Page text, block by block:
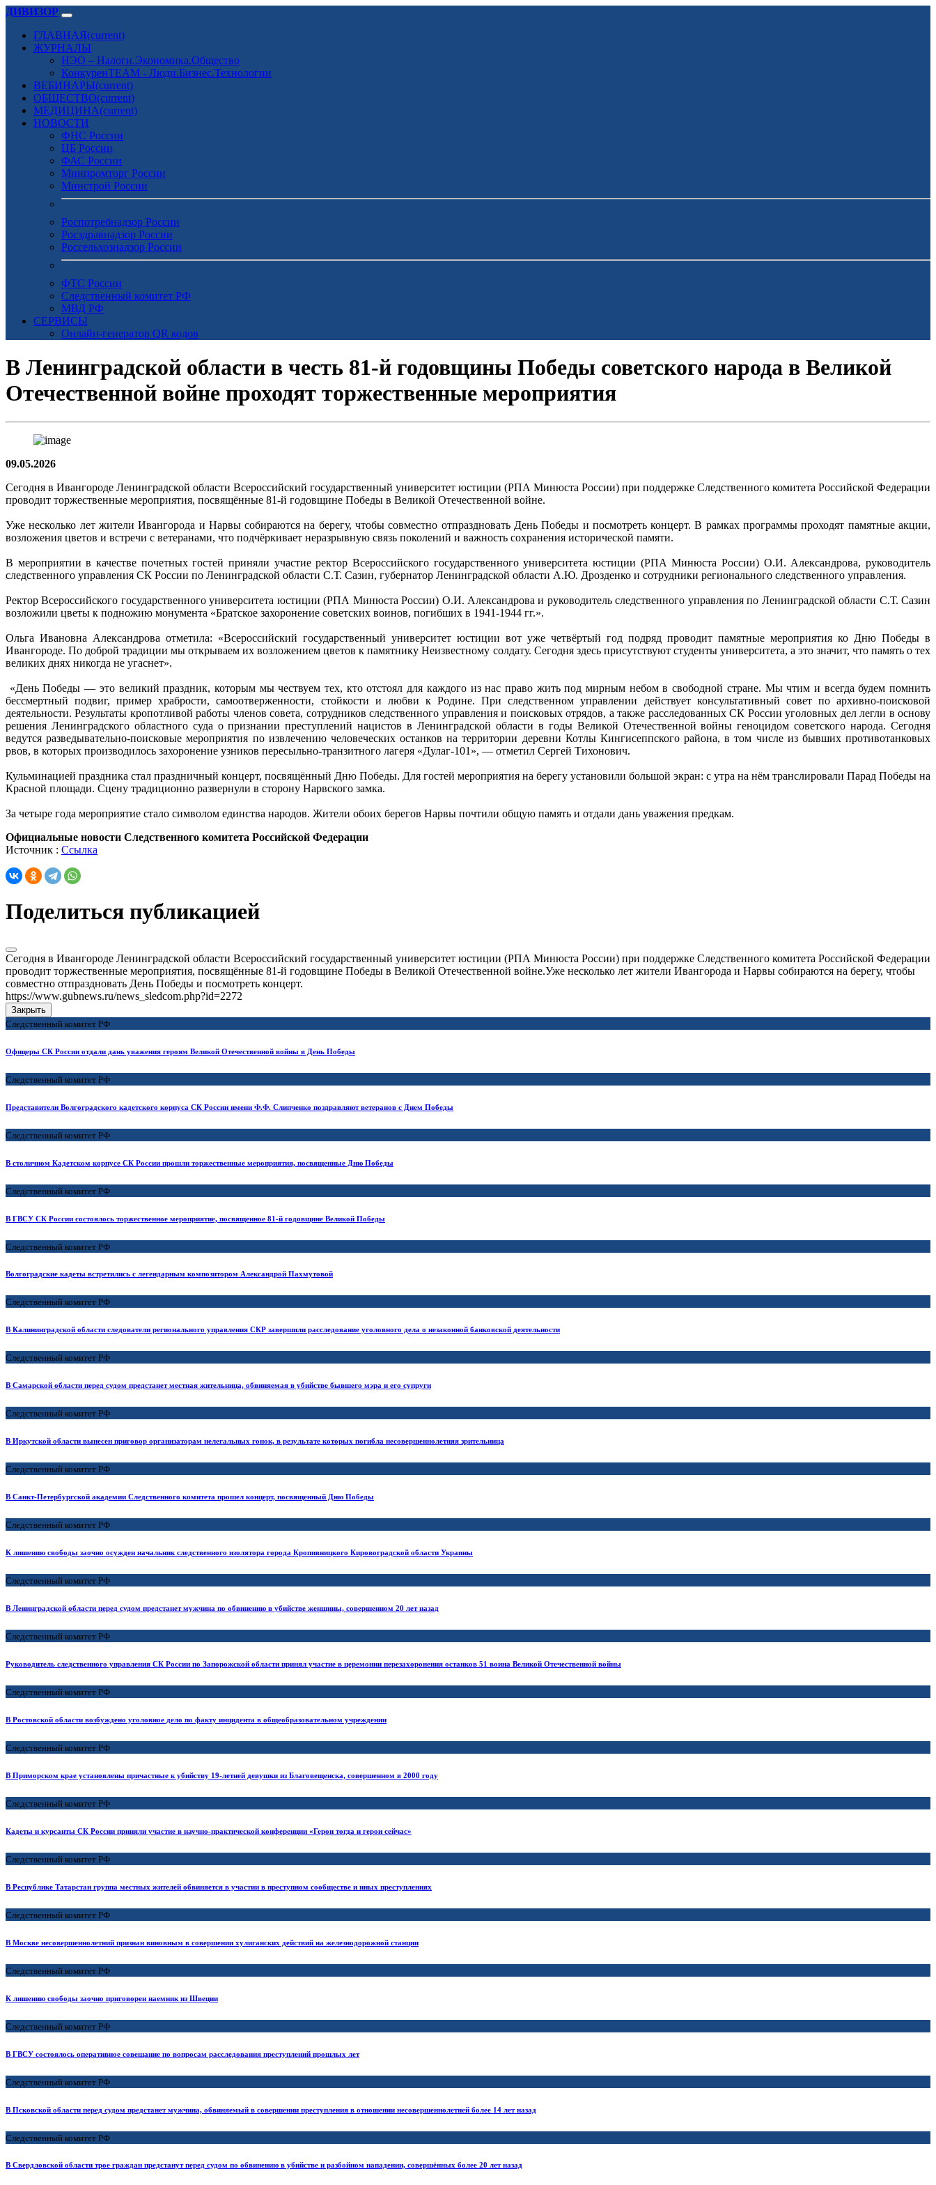
ДИВИЗОР
ГЛАВНАЯ(current)
ЖУРНАЛЫ
НЭО – Налоги.Экономика.Общество
КонкуренTEAM - Люди.Бизнес.Технологии
ВЕБИНАРЫ(current)
ОБЩЕСТВО(current)
МЕДИЦИНА(current)
НОВОСТИ
ФНС России
ЦБ России
ФАС России
Минпромторг России
Минстрой России
Роспотребнадзор России
Росздравнадзор России
Россельхознадзор России
ФТС России
Следственный комитет РФ
МВД РФ
СЕРВИСЫ
Онлайн-генератор QR кодов
В Ленинградской области в честь 81-й годовщины Победы советского народа в Великой
Отечественной войне проходят торжественные мероприятия
09.05.2026
Сегодня в Ивангороде Ленинградской области Всероссийский государственный университет юстиции (РПА Минюста России) при поддержке Следственного комитета Российской Федерации
проводит торжественные мероприятия, посвящённые 81-й годовщине Победы в Великой Отечественной войне.
Уже несколько лет жители Ивангорода и Нарвы собираются на берегу, чтобы совместно отпраздновать День Победы и посмотреть концерт. В рамках программы проходят памятные акции,
возложения цветов и встречи с ветеранами, что подчёркивает неразрывную связь поколений и важность сохранения исторической памяти.
В мероприятии в качестве почетных гостей приняли участие ректор Всероссийского государственного университета юстиции (РПА Минюста России) О.И. Александрова, руководитель
следственного управления СК России по Ленинградской области С.Т. Сазин, губернатор Ленинградской области А.Ю. Дрозденко и сотрудники регионального следственного управления.
Ректор Всероссийского государственного университета юстиции (РПА Минюста России) О.И. Александрова и руководитель следственного управления по Ленинградской области С.Т. Сазин
возложили цветы к подножию монумента «Братское захоронение советских воинов, погибших в 1941-1944 гг.».
Ольга Ивановна Александрова отметила: «Всероссийский государственный университет юстиции вот уже четвёртый год подряд проводит памятные мероприятия ко Дню Победы в
Ивангороде. По доброй традиции мы открываем их возложением цветов к памятнику Неизвестному солдату. Сегодня здесь присутствуют студенты университета, а это значит, что память о тех
великих днях никогда не угаснет».
«День Победы — это великий праздник, которым мы чествуем тех, кто отстоял для каждого из нас право жить под мирным небом в свободной стране. Мы чтим и всегда будем помнить
бессмертный подвиг, пример храбрости, самоотверженности, стойкости и любви к Родине. При следственном управлении действует консультативный совет по архивно-поисковой
деятельности. Результаты кропотливой работы членов совета, сотрудников следственного управления и поисковых отрядов, а также расследованных СК России уголовных дел легли в основу
решения Ленинградского областного суда о признании преступлений нацистов в Ленинградской области в годы Великой Отечественной войны геноцидом советского народа. Сегодня
ведутся разведывательно-поисковые мероприятия по извлечению человеческих останков на территории деревни Котлы Кингисеппского района, в том числе из бывших противотанковых
рвов, в которых производилось захоронение узников пересыльно-транзитного лагеря «Дулаг-101», — отметил Сергей Тихонович.
Кульминацией праздника стал праздничный концерт, посвящённый Дню Победы. Для гостей мероприятия на берегу установили большой экран: с утра на нём транслировали Парад Победы на
Красной площади. Сцену традиционно развернули в сторону Нарвского замка.
За четыре года мероприятие стало символом единства народов. Жители обоих берегов Нарвы почтили общую память и отдали дань уважения предкам.
Официальные новости Следственного комитета Российской Федерации
Источник : Ссылка
Поделиться публикацией
Сегодня в Ивангороде Ленинградской области Всероссийский государственный университет юстиции (РПА Минюста России) при поддержке Следственного комитета Российской Федерации
проводит торжественные мероприятия, посвящённые 81-й годовщине Победы в Великой Отечественной войне.Уже несколько лет жители Ивангорода и Нарвы собираются на берегу, чтобы
совместно отпраздновать День Победы и посмотреть концерт.
https://www.gubnews.ru/news_sledcom.php?id=2272
Закрыть
Следственный комитет РФ
Офицеры СК России отдали дань уважения героям Великой Отечественной войны в День Победы
Следственный комитет РФ
Представители Волгоградского кадетского корпуса СК России имени Ф.Ф. Слипченко поздравляют ветеранов с Днем Победы
Следственный комитет РФ
В столичном Кадетском корпусе СК России прошли торжественные мероприятия, посвященные Дню Победы
Следственный комитет РФ
В ГВСУ СК России состоялось торжественное мероприятие, посвященное 81-й годовщине Великой Победы
Следственный комитет РФ
Волгоградские кадеты встретились с легендарным композитором Александрой Пахмутовой
Следственный комитет РФ
В Калининградской области следователи регионального управления СКР завершили расследование уголовного дела о незаконной банковской деятельности
Следственный комитет РФ
В Самарской области перед судом предстанет местная жительница, обвиняемая в убийстве бывшего мэра и его супруги
Следственный комитет РФ
В Иркутской области вынесен приговор организаторам нелегальных гонок, в результате которых погибла несовершеннолетняя зрительница
Следственный комитет РФ
В Санкт-Петербургской академии Следственного комитета прошел концерт, посвященный Дню Победы
Следственный комитет РФ
К лишению свободы заочно осужден начальник следственного изолятора города Кропивницкого Кировоградской области Украины
Следственный комитет РФ
В Ленинградской области перед судом предстанет мужчина по обвинению в убийстве женщины, совершенном 20 лет назад
Следственный комитет РФ
Руководитель следственного управления СК России по Запорожской области принял участие в церемонии перезахоронения останков 51 воина Великой Отечественной войны
Следственный комитет РФ
В Ростовской области возбуждено уголовное дело по факту инцидента в общеобразовательном учреждении
Следственный комитет РФ
В Приморском крае установлены причастные к убийству 19-летней девушки из Благовещенска, совершенном в 2000 году
Следственный комитет РФ
Кадеты и курсанты СК России приняли участие в научно-практической конференции «Герои тогда и герои сейчас»
Следственный комитет РФ
В Республике Татарстан группа местных жителей обвиняется в участии в преступном сообществе и иных преступлениях
Следственный комитет РФ
В Москве несовершеннолетний признан виновным в совершении хулиганских действий на железнодорожной станции
Следственный комитет РФ
К лишению свободы заочно приговорен наемник из Швеции
Следственный комитет РФ
В ГВСУ состоялось оперативное совещание по вопросам расследования преступлений прошлых лет
Следственный комитет РФ
В Псковской области перед судом предстанет мужчина, обвиняемый в совершении преступления в отношении несовершеннолетней более 14 лет назад
Следственный комитет РФ
В Свердловской области трое граждан предстанут перед судом по обвинению в убийстве и разбойном нападении, совершённых более 20 лет назад